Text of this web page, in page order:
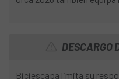
DESCARGO
Biciescapa limita su